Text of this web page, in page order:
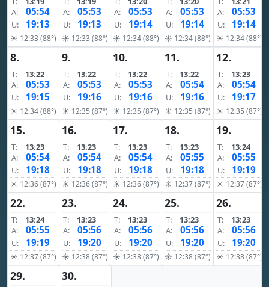
A:
05:54
U: 19:13
☀ 12:33 (88°)
A:
05:53
U: 19:13
☀ 12:33 (88°)
A:
05:53
U: 19:14
☀ 12:34 (88°)
A:
05:53
U: 19:14
☀ 12:34 (88°)
A:
05:53
U: 19:14
☀ 12:34 (88°)
8.
T:
13:22
A:
05:53
U: 19:15
☀ 12:34 (88°)
9.
T:
13:22
A:
05:53
U: 19:16
☀ 12:35 (87°)
10.
T:
13:22
A:
05:53
U: 19:16
☀ 12:35 (87°)
11.
T:
13:22
A:
05:54
U: 19:16
☀ 12:35 (87°)
12.
T:
13:23
A:
05:54
U: 19:17
☀ 12:35 (87°)
15.
T:
13:23
A:
05:54
U: 19:18
☀ 12:36 (87°)
16.
T:
13:23
A:
05:54
U: 19:18
☀ 12:36 (87°)
17.
T:
13:23
A:
05:54
U: 19:18
☀ 12:36 (87°)
18.
T:
13:23
A:
05:55
U: 19:18
☀ 12:37 (87°)
19.
T:
13:24
A:
05:55
U: 19:19
☀ 12:37 (87°)
22.
T:
13:24
A:
05:55
U: 19:19
☀ 12:37 (87°)
23.
T:
13:23
A:
05:56
U: 19:20
☀ 12:38 (87°)
24.
T:
13:23
A:
05:56
U: 19:20
☀ 12:38 (87°)
25.
T:
13:23
A:
05:56
U: 19:20
☀ 12:38 (87°)
26.
T:
13:23
A:
05:56
U: 19:20
☀ 12:38 (87°)
29. 30.